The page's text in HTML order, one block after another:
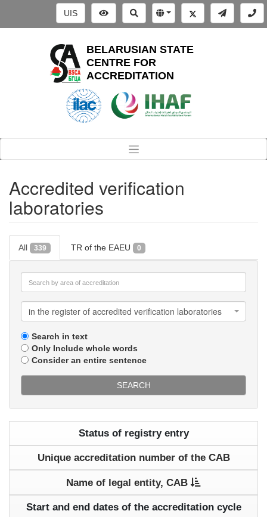
UIS
BELARUSIAN STATE
CENTRE FOR
ACCREDITATION
Accredited verification
laboratories
All 339 TR of the EAEU 0
in the register of accredited verification laboratories
Search in text
Only Include whole words
Consider an entire sentence
SEARCH
Status of registry entry
Unique accreditation number of the CAB
Name of legal entity, CAB
Start and end dates of the accreditation cycle